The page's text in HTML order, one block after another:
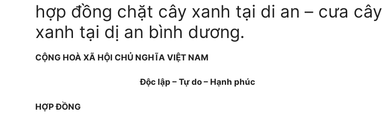
hợp đồng chặt cây xanh tại di an – cưa cây
xanh tại dị an bình dương.
CỘNG HOÀ XÃ HỘI CHỦ NGHĨA VIỆT NAM
Độc lập – Tự do – Hạnh phúc
HỢP ĐỒNG